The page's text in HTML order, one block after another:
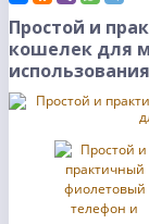
Простой и
кошелек для
использования